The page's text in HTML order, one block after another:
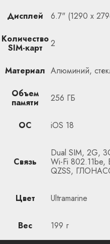
Дисплей
6.7" (1290 x
Количество
SIM-карт 2
Материал Алюминий,
Объем
памяти 256 ГБ
ОС iOS 18
Связь
Dual SIM, 2G,
Wi-Fi 802.11be,
QZSS,
Цвет Ultramarine
Вес 199 г